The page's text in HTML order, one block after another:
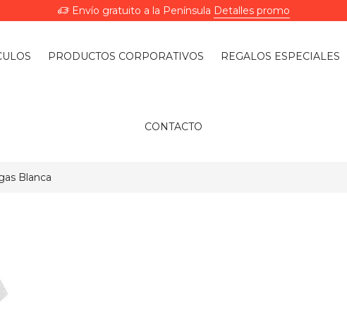
Envío gratuito a la Península Detalles promo
PRODUCTOS CORPORATIVOS REGALOS ESPECIALES
CONTACTO
Blanca